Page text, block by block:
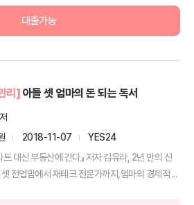
대출가능
리] 아들 셋 엄마의 돈 되는 독서
2018-11-07
YES24
트 대신 부동산에 간다』 저자 김유라, 2년 만의 신
전업맘에서 재테크 전문가까지,엄마의 경제적 ...